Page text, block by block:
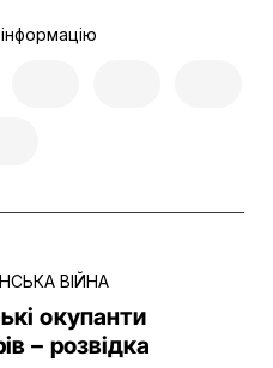
ВІЙНА
окупанти
– розвідка